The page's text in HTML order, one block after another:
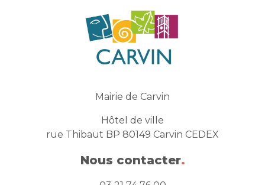
Mairie de Carvin
Hôtel de ville
rue Thibaut BP 80149 Carvin CEDEX
Nous contacter.